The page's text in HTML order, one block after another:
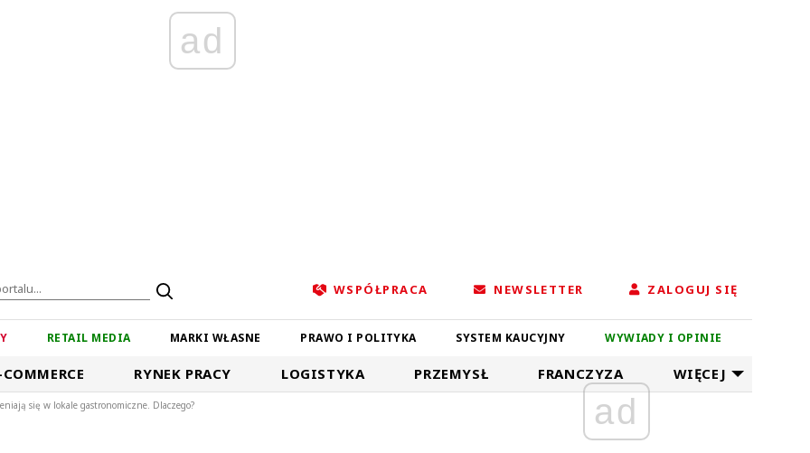
ad
WSPÓŁPRACA NEWSLETTER ZALOGUJ SIĘ
RETAIL MEDIA MARKI WŁASNE PRAWO I POLITYKA SYSTEM KAUCYJNY WYWIADY I OPINIE
COMMERCE RYNEK PRACY LOGISTYKA PRZEMYSŁ FRANCZYZA WIĘCEJ
się w lokale gastronomiczne. Dlaczego? ad